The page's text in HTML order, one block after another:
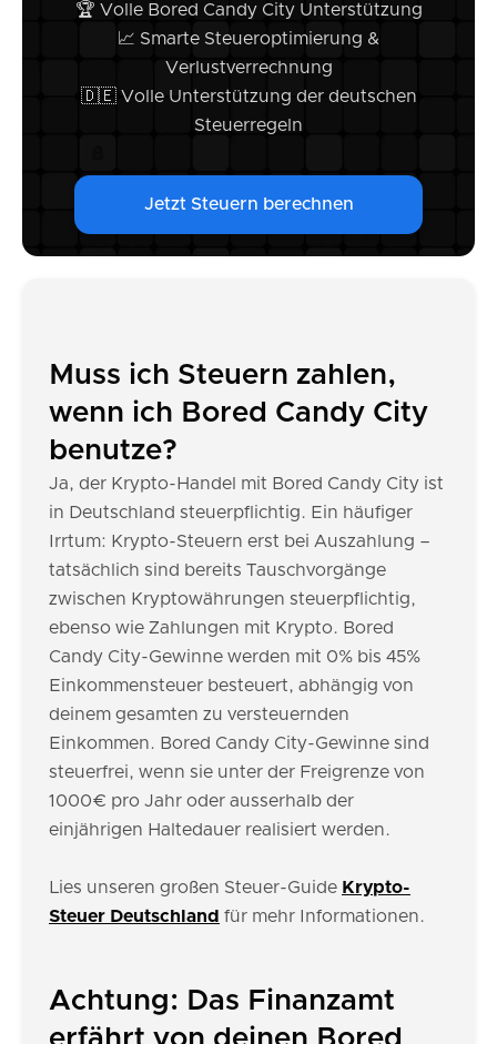
🏆 Volle Bored Candy City Unterstützung
📈 Smarte Steueroptimierung &
Verlustverrechnung
🇩🇪 Volle Unterstützung der deutschen
Steuerregeln
Jetzt Steuern berechnen
Muss ich Steuern zahlen,
wenn ich Bored Candy City
benutze?
Ja, der Krypto-Handel mit Bored Candy City ist
in Deutschland steuerpflichtig. Ein häufiger
Irrtum: Krypto-Steuern erst bei Auszahlung –
tatsächlich sind bereits Tauschvorgänge
zwischen Kryptowährungen steuerpflichtig,
ebenso wie Zahlungen mit Krypto. Bored
Candy City-Gewinne werden mit 0% bis 45%
Einkommensteuer besteuert, abhängig von
deinem gesamten zu versteuernden
Einkommen. Bored Candy City-Gewinne sind
steuerfrei, wenn sie unter der Freigrenze von
1000€ pro Jahr oder ausserhalb der
einjährigen Haltedauer realisiert werden.
Lies unseren großen Steuer-Guide Krypto-
Steuer Deutschland für mehr Informationen.
Achtung: Das Finanzamt